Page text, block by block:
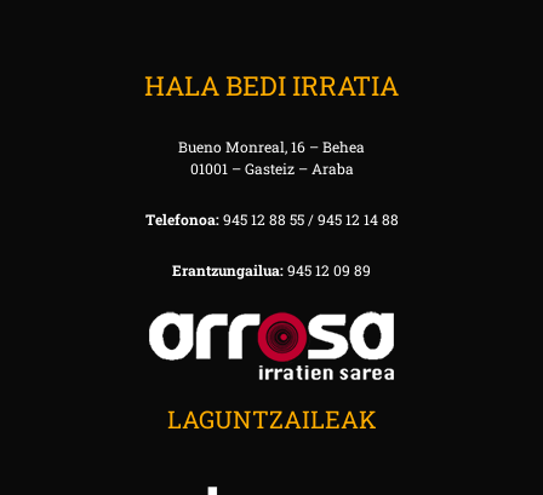
HALA BEDI IRRATIA
Bueno Monreal, 16 – Behea
01001 – Gasteiz – Araba
Telefonoa:945 12 88 55 / 945 12 14 88
Erantzungailua:945 12 09 89
LAGUNTZAILEAK